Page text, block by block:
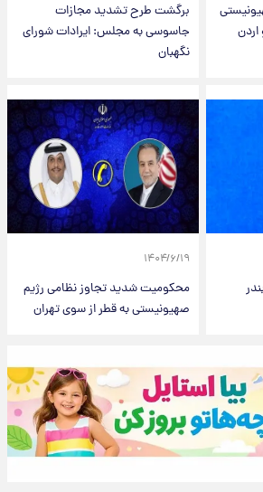
اردن
برگشت طرح تشدید مجازات
جاسوسی به مجلس: ایرادات شورای
نگهبان
۱۴۰۴/۶/۱۹
محکومیت شدید تجاوز نظامی رژیم
صهیونیستی به قطر از سوی تهران